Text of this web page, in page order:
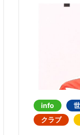
info
クラブ